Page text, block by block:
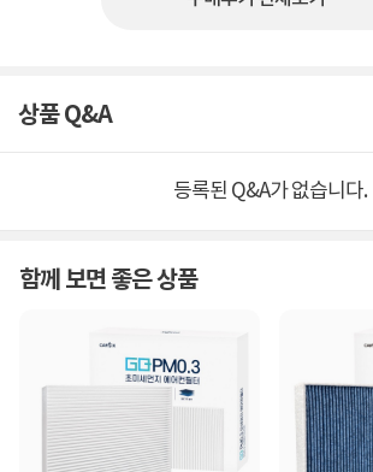
상품 Q&A
등록된 Q&A가 없습니다.
함께 보면 좋은 상품